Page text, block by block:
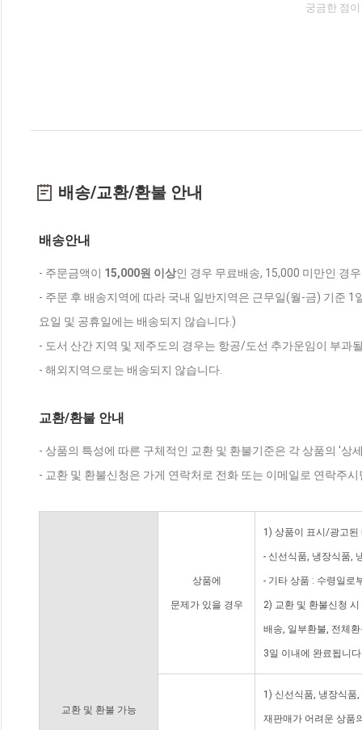
궁금한 점
배송/교환/환불 안내
배송안내
- 주문금액이 15,000원 이상인 경우 무료배송, 15,000 미만인 경
- 주문 후 배송지역에 따라 국내 일반지역은 근무일(월-금) 기준
요일 및 공휴일에는 배송되지 않습니다.)
- 도서 산간 지역 및 제주도의 경우는 항공/도선 추가운임이 부과
- 해외지역으로는 배송되지 않습니다.
교환/환불 안내
- 상품의 특성에 따른 구체적인 교환 및 환불기준은 각 상품의 '상
- 교환 및 환불신청은 가게 연락처로 전화 또는 이메일로 연락주
교환 및 환불 가능
상품에
문제가 있을 경우
1) 상품이 표시/광고된
- 신선식품, 냉장식품,
- 기타 상품 : 수령일로
2) 교환 및 환불신청
배송, 일부환불, 전체
3일 이내에 완료됩니
1) 신선식품, 냉장식품
재판매가 어려운 상품